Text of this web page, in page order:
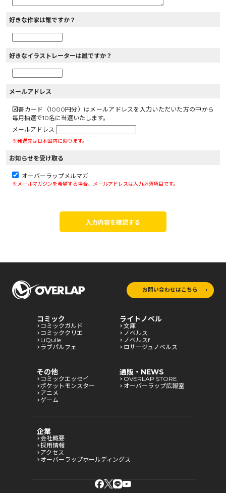
好きな作家は誰ですか？
好きなイラストレーターは誰ですか？
メールアドレス
図書カード（1000円分）はメールアドレスを入力いただいた方の中から
毎月抽選で10名に当選いたします。
メールアドレス
※発送先は日本国内に限ります。
お知らせを受け取る
オーバーラップメルマガ
※メールマガジンを希望する場合、メールアドレスは入力必須項目です。
入力内容を確認する
お問い合わせはこちら
コミック
コミックガルド
コミッククリエ
LiQulle
ラブパルフェ
ライトノベル
文庫
ノベルス
ノベルスf
ロサージュノベルス
その他
コミックエッセイ
ポケットモンスター
アニメ
ゲーム
通販・NEWS
OVERLAP STORE
オーバーラップ広報室
企業
会社概要
採用情報
アクセス
オーバーラップホールディングス